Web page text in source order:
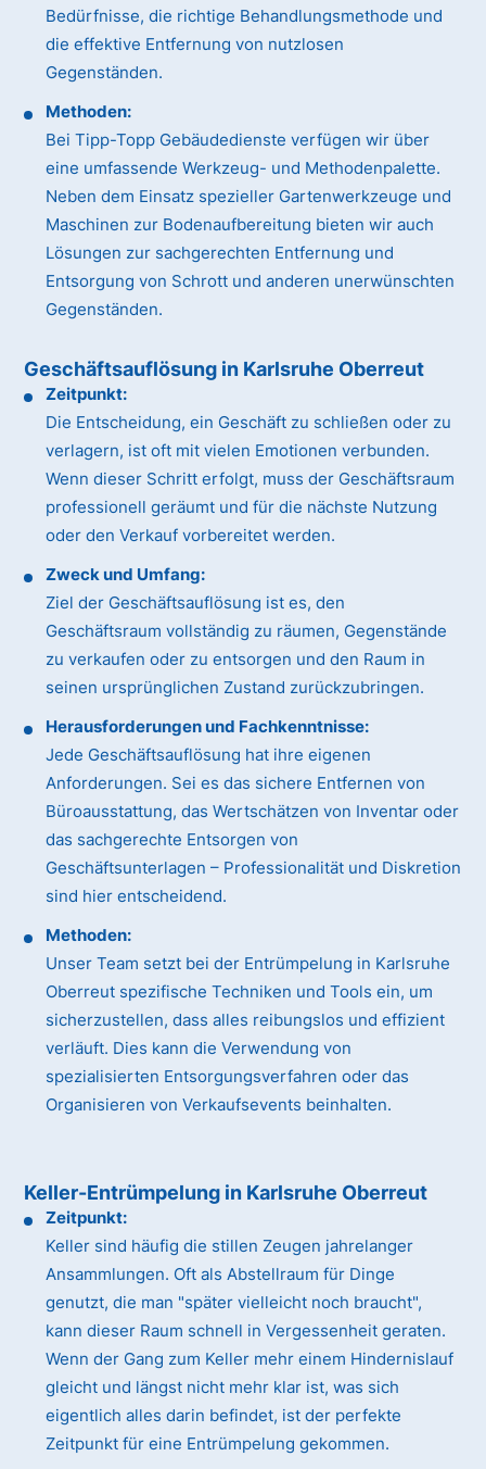
Bedürfnisse, die richtige Behandlungsmethode und
die effektive Entfernung von nutzlosen
Gegenständen.
Methoden:
Bei Tipp-Topp Gebäudedienste verfügen wir über
eine umfassende Werkzeug- und Methodenpalette.
Neben dem Einsatz spezieller Gartenwerkzeuge und
Maschinen zur Bodenaufbereitung bieten wir auch
Lösungen zur sachgerechten Entfernung und
Entsorgung von Schrott und anderen unerwünschten
Gegenständen.
Geschäftsauflösung in Karlsruhe Oberreut
Zeitpunkt:
Die Entscheidung, ein Geschäft zu schließen oder zu
verlagern, ist oft mit vielen Emotionen verbunden.
Wenn dieser Schritt erfolgt, muss der Geschäftsraum
professionell geräumt und für die nächste Nutzung
oder den Verkauf vorbereitet werden.
Zweck und Umfang:
Ziel der Geschäftsauflösung ist es, den
Geschäftsraum vollständig zu räumen, Gegenstände
zu verkaufen oder zu entsorgen und den Raum in
seinen ursprünglichen Zustand zurückzubringen.
Herausforderungen und Fachkenntnisse:
Jede Geschäftsauflösung hat ihre eigenen
Anforderungen. Sei es das sichere Entfernen von
Büroausstattung, das Wertschätzen von Inventar oder
das sachgerechte Entsorgen von
Geschäftsunterlagen – Professionalität und Diskretion
sind hier entscheidend.
Methoden:
Unser Team setzt bei der Entrümpelung in Karlsruhe
Oberreut spezifische Techniken und Tools ein, um
sicherzustellen, dass alles reibungslos und effizient
verläuft. Dies kann die Verwendung von
spezialisierten Entsorgungsverfahren oder das
Organisieren von Verkaufsevents beinhalten.
Keller-Entrümpelung in Karlsruhe Oberreut
Zeitpunkt:
Keller sind häufig die stillen Zeugen jahrelanger
Ansammlungen. Oft als Abstellraum für Dinge
genutzt, die man "später vielleicht noch braucht",
kann dieser Raum schnell in Vergessenheit geraten.
Wenn der Gang zum Keller mehr einem Hindernislauf
gleicht und längst nicht mehr klar ist, was sich
eigentlich alles darin befindet, ist der perfekte
Zeitpunkt für eine Entrümpelung gekommen.